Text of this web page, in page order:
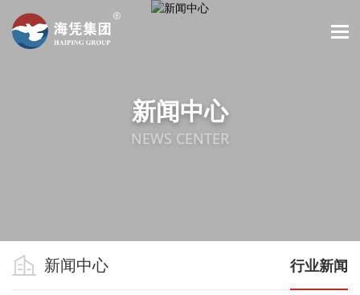
新闻中心
NEWS CENTER
新闻中心 行业新闻